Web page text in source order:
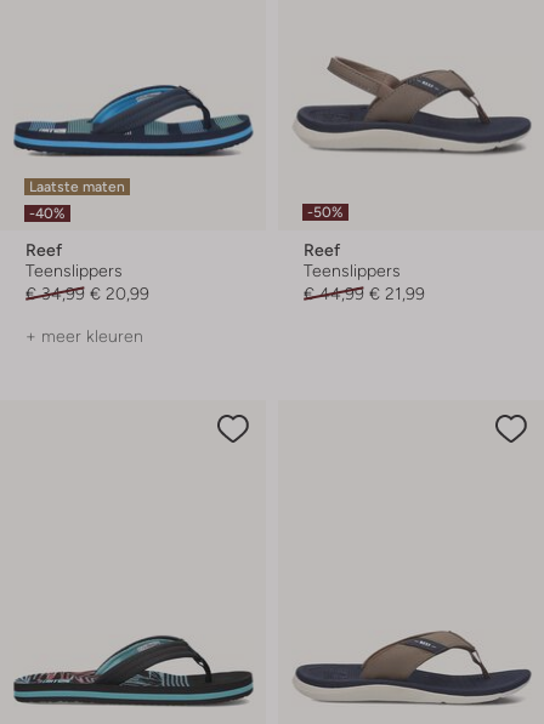
Laatste maten
-40%
Reef
Teenslippers
€ 34,99 € 20,99
+ meer kleuren
-50%
Reef
Teenslippers
€ 44,99 € 21,99